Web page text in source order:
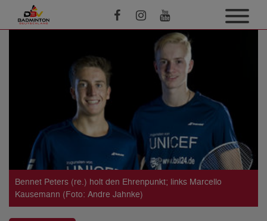
Bennet Peters (re.) holt den Ehrenpunkt; links Marcello
Kausemann (Foto: Andre Jahnke)